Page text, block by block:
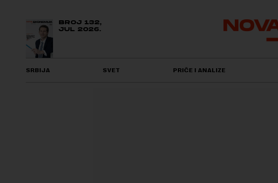
BROJ 132,
JUL 2026.
SRBIJA SVET PRIČE I ANALIZE